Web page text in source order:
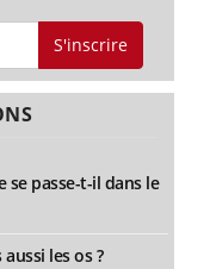
S'inscrire
se passe-t-il dans le
les os ?